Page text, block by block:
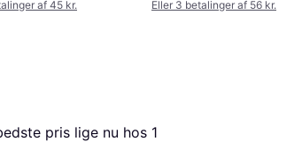
af 45 kr. Eller 3 betalinger af 56 kr.
pris lige nu hos 1